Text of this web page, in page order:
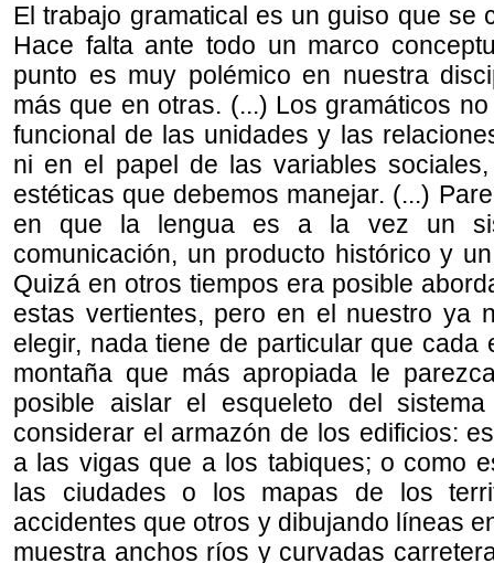
El trabajo gramatical es un guiso que se
Hace falta ante todo un marco
punto es muy polémico en nuestra
más que en otras. (...) Los gramáticos
funcional de las unidades y las
ni en el papel de las variables
estéticas que debemos manejar. (...)
en que la lengua es a la vez un
comunicación, un producto histórico y
Quizá en otros tiempos era posible
estas vertientes, pero en el nuestro ya
elegir, nada tiene de particular que
montaña que más apropiada le
posible aislar el esqueleto del
considerar el armazón de los edificios:
a las vigas que a los tabiques; o como
las ciudades o los mapas de los
accidentes que otros y dibujando líneas
muestra anchos ríos y curvadas